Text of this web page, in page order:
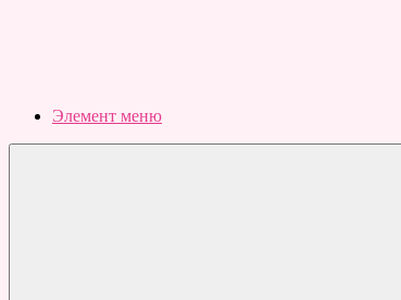
Элемент меню